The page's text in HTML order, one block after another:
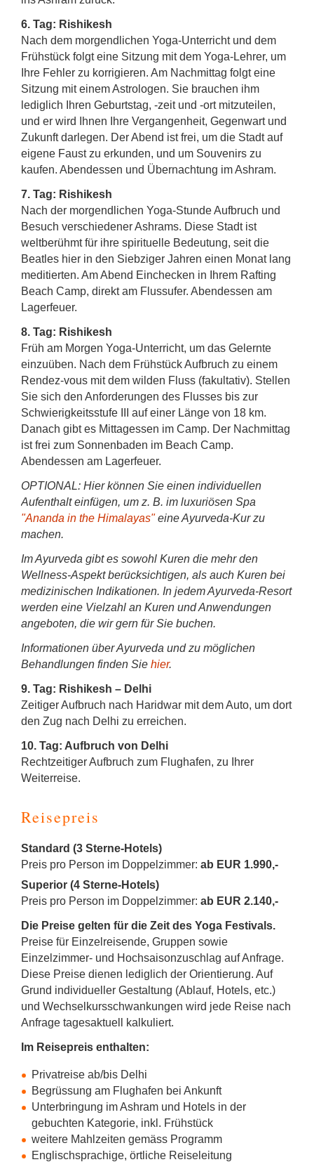
6. Tag: Rishikesh
Nach dem morgendlichen Yoga-Unterricht und dem
Frühstück folgt eine Sitzung mit dem Yoga-Lehrer, um
Ihre Fehler zu korrigieren. Am Nachmittag folgt eine
Sitzung mit einem Astrologen. Sie brauchen ihm
lediglich Ihren Geburtstag, -zeit und -ort mitzuteilen,
und er wird Ihnen Ihre Vergangenheit, Gegenwart und
Zukunft darlegen. Der Abend ist frei, um die Stadt auf
eigene Faust zu erkunden, und um Souvenirs zu
kaufen. Abendessen und Übernachtung im Ashram.
7. Tag: Rishikesh
Nach der morgendlichen Yoga-Stunde Aufbruch und
Besuch verschiedener Ashrams. Diese Stadt ist
weltberühmt für ihre spirituelle Bedeutung, seit die
Beatles hier in den Siebziger Jahren einen Monat lang
meditierten. Am Abend Einchecken in Ihrem Rafting
Beach Camp, direkt am Flussufer. Abendessen am
Lagerfeuer.
8. Tag: Rishikesh
Früh am Morgen Yoga-Unterricht, um das Gelernte
einzuüben. Nach dem Frühstück Aufbruch zu einem
Rendez-vous mit dem wilden Fluss (fakultativ). Stellen
Sie sich den Anforderungen des Flusses bis zur
Schwierigkeitsstufe III auf einer Länge von 18 km.
Danach gibt es Mittagessen im Camp. Der Nachmittag
ist frei zum Sonnenbaden im Beach Camp.
Abendessen am Lagerfeuer.
OPTIONAL: Hier können Sie einen individuellen
Aufenthalt einfügen, um z. B. im luxuriösen Spa
"Ananda in the Himalayas"eine Ayurveda-Kur zu
machen.
Im Ayurveda gibt es sowohl Kuren die mehr den
Wellness-Aspekt berücksichtigen, als auch Kuren bei
medizinischen Indikationen. In jedem Ayurveda-Resort
werden eine Vielzahl an Kuren und Anwendungen
angeboten, die wir gern für Sie buchen.
Informationen über Ayurveda und zu möglichen
Behandlungen finden Sie hier.
9. Tag: Rishikesh – Delhi
Zeitiger Aufbruch nach Haridwar mit dem Auto, um dort
den Zug nach Delhi zu erreichen.
10. Tag: Aufbruch von Delhi
Rechtzeitiger Aufbruch zum Flughafen, zu Ihrer
Weiterreise.
Reisepreis
Standard (3 Sterne-Hotels)
Preis pro Person im Doppelzimmer: ab EUR 1.990,-
Superior (4 Sterne-Hotels)
Preis pro Person im Doppelzimmer: ab EUR 2.140,-
Die Preise gelten für die Zeit des Yoga Festivals.
Preise für Einzelreisende, Gruppen sowie
Einzelzimmer- und Hochsaisonzuschlag auf Anfrage.
Diese Preise dienen lediglich der Orientierung. Auf
Grund individueller Gestaltung (Ablauf, Hotels, etc.)
und Wechselkursschwankungen wird jede Reise nach
Anfrage tagesaktuell kalkuliert.
Im Reisepreis enthalten:
Privatreise ab/bis Delhi
Begrüssung am Flughafen bei Ankunft
Unterbringung im Ashram und Hotels in der
gebuchten Kategorie, inkl. Frühstück
weitere Mahlzeiten gemäss Programm
Englischsprachige, örtliche Reiseleitung